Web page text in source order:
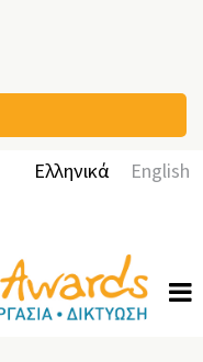
English
Ελληνικά